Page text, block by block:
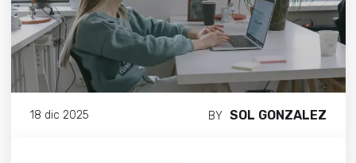
18 dic 2025 BY SOL GONZALEZ